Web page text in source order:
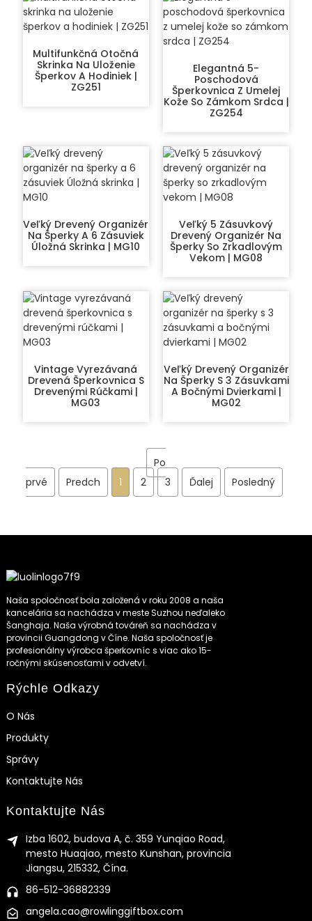
Multifunkčná Otočná
Skrinka Na Uloženie
Šperkov A Hodiniek |
ZG251
Elegantná 5-
Poschodová
Šperkovnica Z Umelej
Kože So Zámkom Srdca |
ZG254
Veľký Drevený Organizér
Na Šperky A 6 Zásuviek
Úložná Skrinka | MG10
Veľký 5 Zásuvkový
Drevený Organizér Na
Šperky So Zrkadlovým
Vekom | MG08
Vintage Vyrezávaná
Drevená Šperkovnica S
Drevenými Rúčkami |
MG03
Veľký Drevený Organizér
Na Šperky S 3 Zásuvkami
A Bočnými Dvierkami |
MG02
Po
prvé
Predch 1 2 3 Ďalej Posledný
Naša spoločnosť bola založená v roku 2008 a naša
kancelária sa nachádza v meste Suzhou neďaleko
Šanghaja. Naša výrobná továreň sa nachádza v
provincii Guangdong v Číne. Naša spoločnosť je
profesionálny výrobca šperkovníc s viac ako 15-
ročnými skúsenosťami v odvetví.
Rýchle Odkazy
O Nás
Produkty
Správy
Kontaktujte Nás
Kontaktujte Nás
Izba 1602, budova A, č. 359 Yunqiao Road,
mesto Huaqiao, mesto Kunshan, provincia
Jiangsu, 215332, Čína.
86-512-36882339
angela.cao@rowlinggiftbox.com